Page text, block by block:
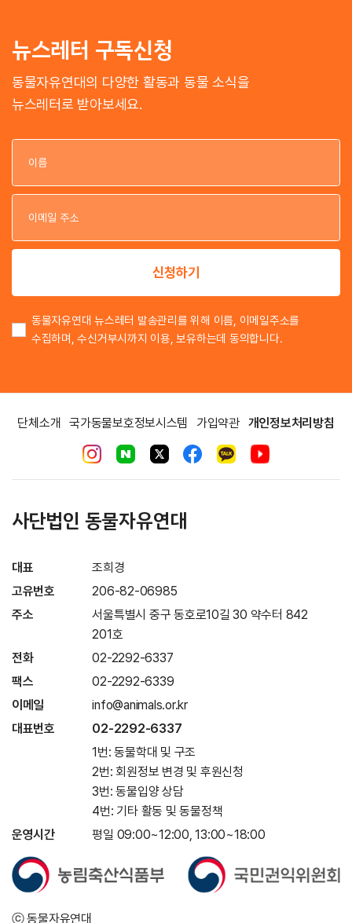
뉴스레터 구독신청
동물자유연대의 다양한 활동과 동물 소식을
뉴스레터로 받아보세요.
이
이
신청하기
동물자유연대 뉴스레터 발송관리를 위해 이름, 이메일주소를
수집하며, 수신거부시까지 이용, 보유하는데 동의합니다.
단체소개 국가동물보호정보시스템 가입약관 개인정보처리방침
사단법인 동물자유연대
대표
조희경
고유번호
206-82-06985
주소
서울특별시 중구 동호로10길 30 약수터 842
201호
전화
02-2292-6337
팩스
02-2292-6339
이메일
info@animals.or.kr
대표번호
02-2292-6337
1번: 동물학대 및 구조
2번: 회원정보 변경 및 후원신청
3번: 동물입양 상담
4번: 기타 활동 및 동물정책
운영시간
평일 09:00~12:00, 13:00~18:00
ⓒ 동물자유연대